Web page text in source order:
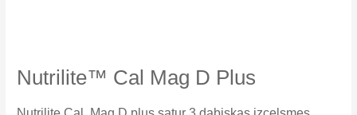
Nutrilite™ Cal Mag D Plus